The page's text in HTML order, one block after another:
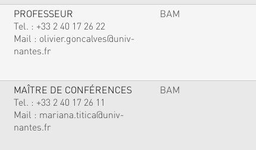
PROFESSEUR
Tel. : +33 2 40 17 26 22
Mail : olivier.goncalves@univ-
nantes.fr
BAM
MAÎTRE DE CONFÉRENCES
Tel. : +33 2 40 17 26 11
Mail : mariana.titica@univ-
nantes.fr
BAM